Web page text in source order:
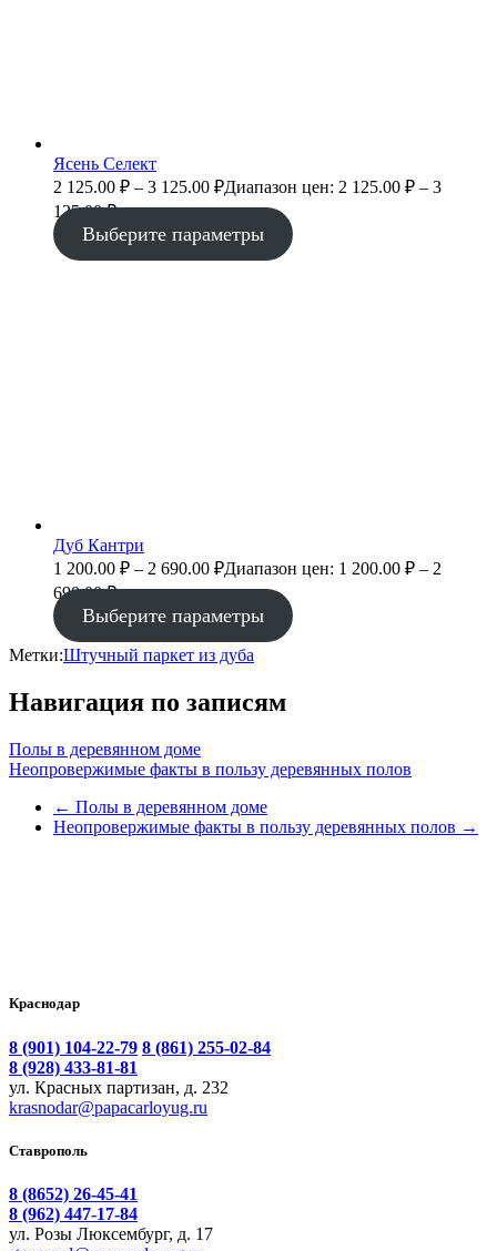
Ясень Селект
2 125.00 ₽ – 3 125.00 ₽Диапазон цен: 2 125.00 ₽ – 3
125.00 ₽
Выберите параметры
Дуб Кантри
1 200.00 ₽ – 2 690.00 ₽Диапазон цен: 1 200.00 ₽ – 2
690.00 ₽
Выберите параметры
Метки:Штучный паркет из дуба
Навигация по записям
Полы в деревянном доме
Неопровержимые факты в пользу деревянных полов
← Полы в деревянном доме
Неопровержимые факты в пользу деревянных полов →
Краснодар
8 (901) 104-22-79 8 (861) 255-02-84
8 (928) 433-81-81
ул. Красных партизан, д. 232
krasnodar@papacarloyug.ru
Ставрополь
8 (8652) 26-45-41
8 (962) 447-17-84
ул. Розы Люксембург, д. 17